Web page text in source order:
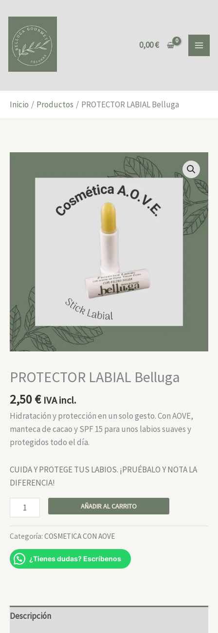
contenido
0,00€
Inicio Productos PROTECTOR LABIAL Belluga
PROTECTOR LABIAL Belluga
2,50€ IVA incl.
Hidratación y protección en un solo gesto. Con AOVE,
manteca de cacao y SPF 15 para unos labios suaves y
protegidos todo el día.
CUIDA Y PROTEGE TUS LABIOS. ¡PRUÉBALO Y NOTA LA
DIFERENCIA!
AÑADIR AL CARRITO
Categoría: COSMETICA CON AOVE
¿Tienes dudas? Escríbenos
Descripción